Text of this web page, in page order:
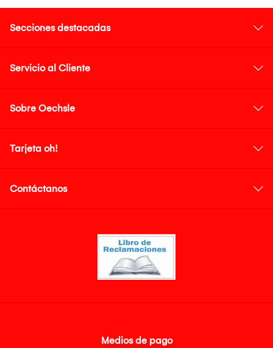
Secciones destacadas
Servicio al Cliente
Sobre Oechsle
Tarjeta oh!
Contáctanos
Medios de pago